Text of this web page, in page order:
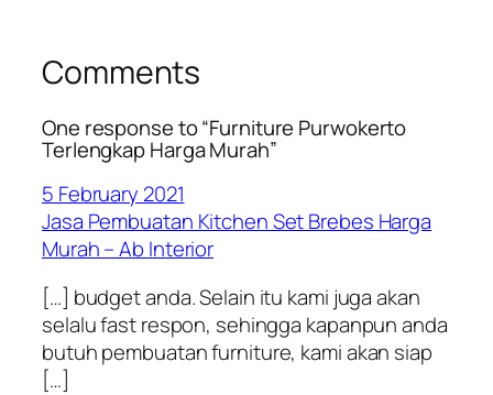
Comments
One response to “Furniture Purwokerto
Terlengkap Harga Murah”
5 February 2021
Jasa Pembuatan Kitchen Set Brebes Harga
Murah – Ab Interior
[…] budget anda. Selain itu kami juga akan
selalu fast respon, sehingga kapanpun anda
butuh pembuatan furniture, kami akan siap
[…]